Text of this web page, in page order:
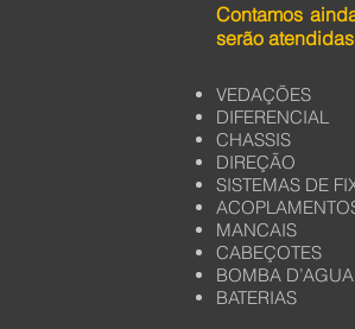
Contamos
serão
VEDAÇÕES
DIFERENCIAL
CHASSIS
DIREÇÃO
SISTEMAS DE
MANCAIS
CABEÇOTES
BOMBA D’AGUA
BATERIAS